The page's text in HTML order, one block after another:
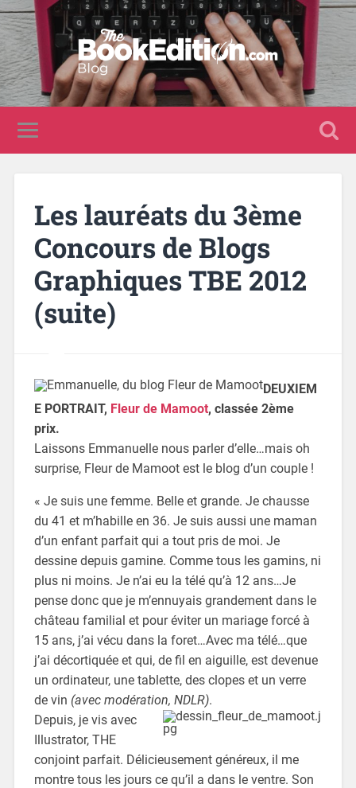
Les lauréats du 3ème
Concours de Blogs
Graphiques TBE 2012
(suite)
DEUXIEM
E PORTRAIT, Fleur de Mamoot, classée 2ème
prix.
Laissons Emmanuelle nous parler d’elle…mais oh
surprise, Fleur de Mamoot est le blog d’un couple !
« Je suis une femme. Belle et grande. Je chausse
du 41 et m’habille en 36. Je suis aussi une maman
d’un enfant parfait qui a tout pris de moi. Je
dessine depuis gamine. Comme tous les gamins, ni
plus ni moins. Je n’ai eu la télé qu’à 12 ans…Je
pense donc que je m’ennuyais grandement dans le
château familial et pour éviter un mariage forcé à
15 ans, j’ai vécu dans la foret…Avec ma télé…que
j’ai décortiquée et qui, de fil en aiguille, est devenue
un ordinateur, une tablette, des clopes et un verre
de vin (avec modération, NDLR).
Depuis, je vis avec
Illustrator, THE
conjoint parfait. Délicieusement généreux, il me
montre tous les jours ce qu’il a dans le ventre. Son